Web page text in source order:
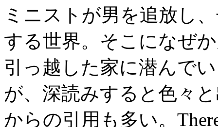
ミニストが男を追放し
する世界。そこになぜ
引っ越した家に潜んで
が、深読みすると色々
からの引用も多い。